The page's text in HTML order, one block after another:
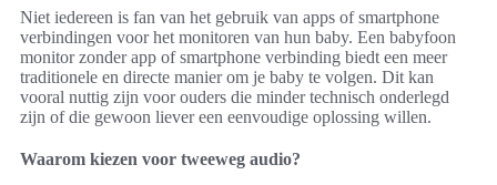
Niet iedereen is fan van het gebruik van apps of smartphone
verbindingen voor het monitoren van hun baby. Een babyfoon
monitor zonder app of smartphone verbinding biedt een meer
traditionele en directe manier om je baby te volgen. Dit kan
vooral nuttig zijn voor ouders die minder technisch onderlegd
zijn of die gewoon liever een eenvoudige oplossing willen.
Waarom kiezen voor tweeweg audio?